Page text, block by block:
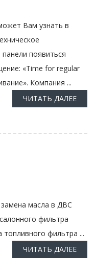
Вам узнать в
появиться
«Time for regular
Компания ...
ЧИТАТЬ ДАЛЕЕ
масла в ДВС
фильтра
фильтра ...
ЧИТАТЬ ДАЛЕЕ